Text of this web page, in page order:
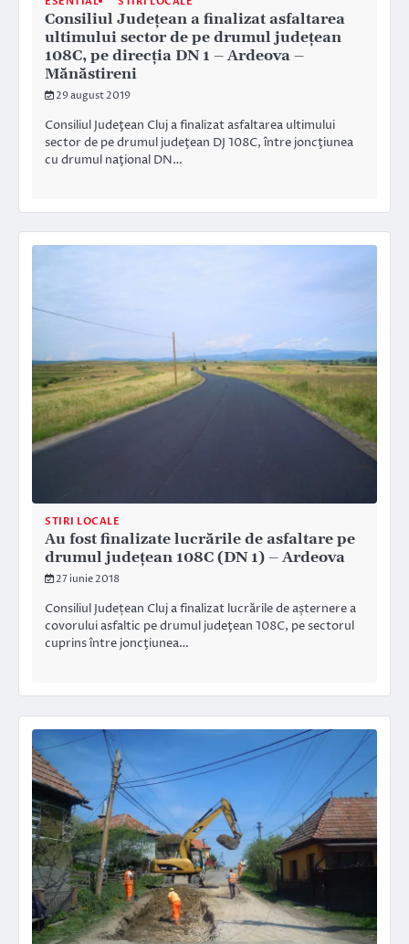
Consiliul Județean a finalizat asfaltarea
ultimului sector de pe drumul județean
108C, pe direcția DN 1 – Ardeova –
Mănăstireni
29 august 2019
Consiliul Judeţean Cluj a finalizat asfaltarea ultimului
sector de pe drumul judeţean DJ 108C, între joncţiunea
cu drumul naţional DN…
STIRI LOCALE
Au fost finalizate lucrările de asfaltare pe
drumul județean 108C (DN 1) – Ardeova
27 iunie 2018
Consiliul Județean Cluj a finalizat lucrările de așternere a
covorului asfaltic pe drumul judeţean 108C, pe sectorul
cuprins între joncţiunea…